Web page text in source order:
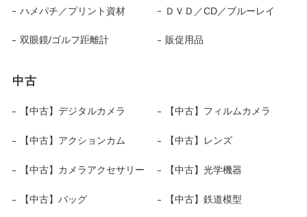
ハメパチ／プリント資材 ＤＶＤ／CD／ブルーレイ
双眼鏡/ゴルフ距離計 販促用品
中古
【中古】デジタルカメラ 【中古】フィルムカメラ
【中古】アクションカム 【中古】レンズ
【中古】カメラアクセサリー 【中古】光学機器
【中古】バッグ 【中古】鉄道模型